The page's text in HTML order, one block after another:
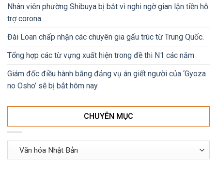
Nhân viên phường Shibuya bị bắt vì nghi ngờ gian lận tiền hỗ
trợ corona
Đài Loan chấp nhận các chuyên gia gấu trúc từ Trung Quốc.
Tổng hợp các từ vựng xuất hiện trong đề thi N1 các năm
Giám đốc điều hành băng đảng vụ án giết người của ‘Gyoza
no Osho’ sẽ bị bắt hôm nay
CHUYÊN MỤC
Chuyên